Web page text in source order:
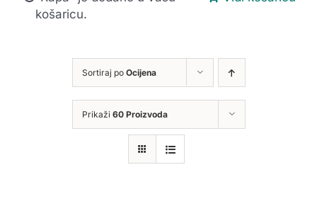
košaricu.
Sortiraj po Ocijena
Prikaži 60 Proizvoda